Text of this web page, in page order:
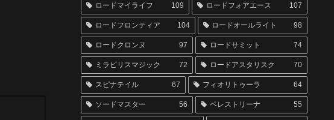
ロードマイライフ 109 ロードフォアエース 107
ロードフロンティア 104 ロードオールライト 98
ロードクロンヌ 97 ロードサミット 74
ミラビリスマジック 72 ロードアスタリスク 70
スピナテイル 67 フィオリトゥーラ 64
ソードマスター 56 ペレストリーナ 55